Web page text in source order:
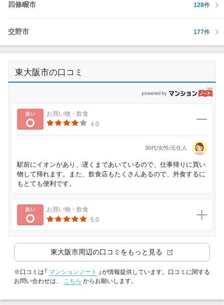
四條畷市 128件
交野市 177件
東大阪市の口コミ
良い
お買い物・飲食
4.0
30代/女性/元住人
駅前にイオンがあり、遅くまであいているので、仕事帰りに買い
物して帰れます。また、飲食店もたくさんあるので、外食するに
もとても便利です。
良い
お買い物・飲食
5.0
東大阪市周辺の口コミをもっと見る
※口コミは「 マンションノート
」が情報提供しています。口コミに関する
お問い合わせは、 こちら からお願いします。